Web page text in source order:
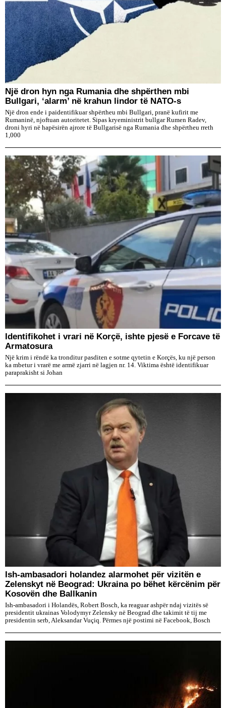
Një dron hyn nga Rumania dhe shpërthen mbi
Bullgari, ‘alarm’ në krahun lindor të NATO-s
Një dron ende i paidentifikuar shpërtheu mbi Bullgari, pranë kufirit me
Rumaninë, njoftuan autoritetet. Sipas kryeministrit bullgar Rumen Radev,
droni hyri në hapësirën ajrore të Bullgarisë nga Rumania dhe shpërtheu rreth
1,000
Identifikohet i vrari në Korçë, ishte pjesë e Forcave të
Armatosura
Një krim i rëndë ka tronditur pasditen e sotme qytetin e Korçës, ku një person
ka mbetur i vrarë me armë zjarri në lagjen nr. 14. Viktima është identifikuar
paraprakisht si Johan
Ish-ambasadori holandez alarmohet për vizitën e
Zelenskyt në Beograd: Ukraina po bëhet kërcënim për
Kosovën dhe Ballkanin
Ish-ambasadori i Holandës, Robert Bosch, ka reaguar ashpër ndaj vizitës së
presidentit ukrainas Volodymyr Zelensky në Beograd dhe takimit të tij me
presidentin serb, Aleksandar Vuçiq. Përmes një postimi në Facebook, Bosch